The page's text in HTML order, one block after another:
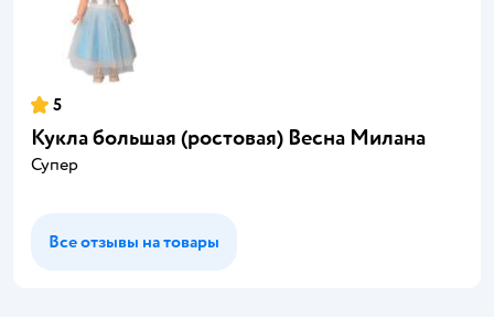
5
Кукла большая (ростовая) Весна Милана
Супер
Все отзывы на товары